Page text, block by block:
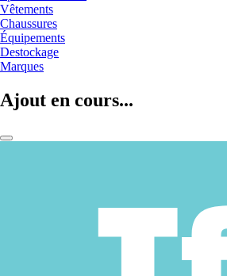
Vêtements
Chaussures
Équipements
Destockage
Marques
Ajout en cours...